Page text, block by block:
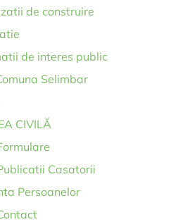
de construire
de interes public
Selimbar
CIVILĂ
Casatorii
Persoanelor